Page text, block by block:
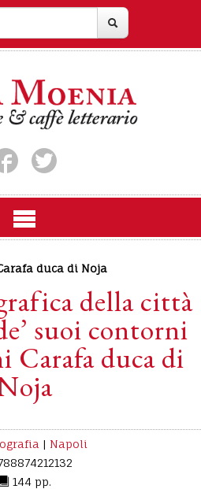
duca di Noja
della città
suoi contorni
Carafa duca di
| Napoli
144 pp.